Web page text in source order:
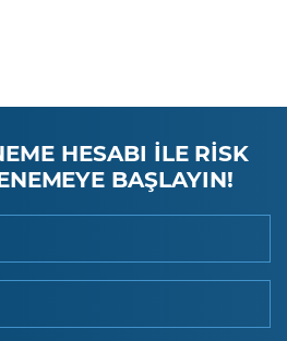
HESABI İLE RİSK
BAŞLAYIN!